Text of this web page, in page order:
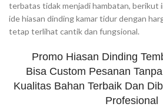
terbatas tidak menjadi hambatan, berikut
ide hiasan dinding kamar tidur dengan
tetap terlihat cantik dan fungsional.
Promo Hiasan Dinding
Bisa Custom Pesanan
Kualitas Bahan Terbaik Dan
Profesional